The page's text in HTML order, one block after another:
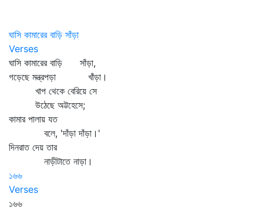
ঘাসি কামারের বাড়ি সাঁড়া
Verses
ঘাসি কামারের বাড়ি সাঁড়া,
গড়েছে মন্ত্রপড়া খাঁড়া।
খাপ থেকে বেরিয়ে সে
উঠেছে অট্টহেসে;
কামার পালায় যত
বলে, 'দাঁড়া দাঁড়া।'
দিনরাত দেয় তার
নাড়ীটাতে নাড়া।
১৬৬
Verses
১৬৬